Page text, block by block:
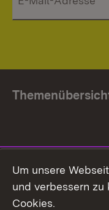
Facebook
Um unsere
und verbessern zu
Cookies.